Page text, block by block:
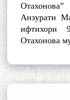
Анзурати
ифтихори
Отахонова